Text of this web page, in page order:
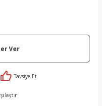
Ver
Tavsiye Et